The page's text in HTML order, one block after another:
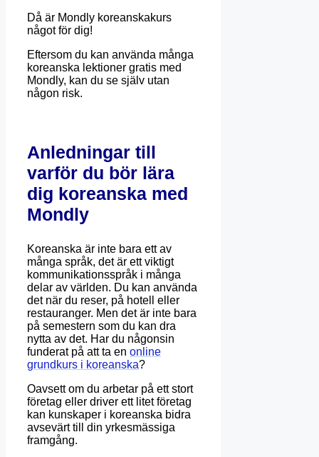
Då är Mondly koreanskakurs
något för dig!
Eftersom du kan använda många
koreanska lektioner gratis med
Mondly, kan du se själv utan
någon risk.
Anledningar till
varför du bör lära
dig koreanska med
Mondly
Koreanska är inte bara ett av
många språk, det är ett viktigt
kommunikationsspråk i många
delar av världen. Du kan använda
det när du reser, på hotell eller
restauranger. Men det är inte bara
på semestern som du kan dra
nytta av det. Har du någonsin
funderat på att ta en online
grundkurs i koreanska?
Oavsett om du arbetar på ett stort
företag eller driver ett litet företag
kan kunskaper i koreanska bidra
avsevärt till din yrkesmässiga
framgång.